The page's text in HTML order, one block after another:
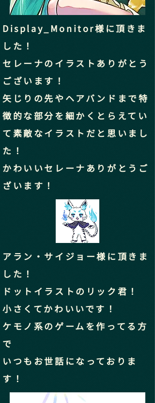
Display_Monitor様に頂きま
した！
セレーナのイラストありがとう
ございます！
​矢じりの先やヘアバンドまで特
徴的な部分を細かくとらえてい
て素敵なイラストだと思いまし
た！
​かわいいセレーナありがとうご
ざいます！
アラン・サイジョー様に頂きま
した！
ドットイラストのリック君！
小さくてかわいいです！
ケモノ系のゲームを作ってる方
で
​いつもお世話になっておりま
す！